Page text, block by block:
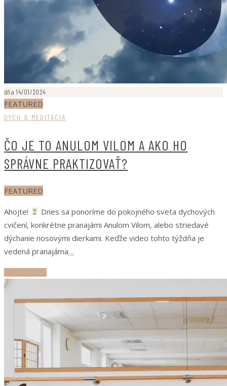
dňa 14/01/2024
FEATURED
DYCH & MEDITÁCIA
ČO JE TO ANULOM VILOM A AKO HO
SPRÁVNE PRAKTIZOVAŤ?
FEATURED
Ahojte!
Dnes sa ponoríme do pokojného sveta dychových
cvičení, konkrétne pranajámi Anulom Vilom, alebo striedavé
dýchanie nosovými dierkami. Keďže video tohto týždňa je
vedená pranajáma…